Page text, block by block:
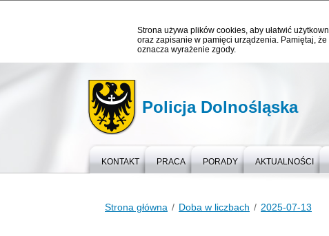
Strona używa plików cookies, aby ułatwić
oraz zapisanie w pamięci urządzenia. Pamiętaj,
oznacza wyrażenie zgody.
Policja Dolnośląska
KONTAKT PRACA PORADY AKTUALNOŚCI
Strona główna Doba w liczbach 2025-07-13